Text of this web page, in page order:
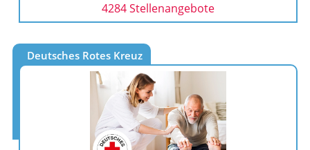
4284 Stellenangebote
Deutsches Rotes Kreuz